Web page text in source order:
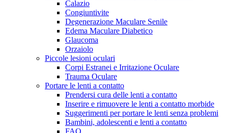
Calazio
Congiuntivite
Degenerazione Maculare Senile
Edema Maculare Diabetico
Glaucoma
Orzaiolo
Piccole lesioni oculari
Corpi Estranei e Irritazione Oculare
Trauma Oculare
Portare le lenti a contatto
Prendersi cura delle lenti a contatto
Inserire e rimuovere le lenti a contatto morbide
Suggerimenti per portare le lenti senza problemi
Bambini, adolescenti e lenti a contatto
FAQ